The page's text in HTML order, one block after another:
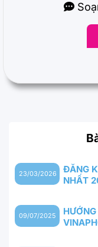
ĐĂNG
NHẤT
23/03/2026
09/07/2025